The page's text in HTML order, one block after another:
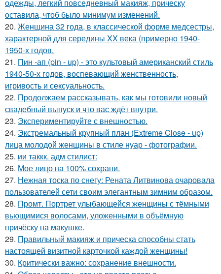
одежды, легкий повседневный макияж, прическу
оставила, чтоб было минимум изменений.
20. Женщина 32 года, в классической форме медсестры,
характерной для середины XX века (примерно 1940-
1950-х годов.
21. Пин -ап (pin - up) - это культовый американский стиль
1940-50-х годов, воспевающий женственность,
игривость и сексуальность.
22. Продолжаем рассказывать, как мы готовили новый
свадебный выпуск и что вас ждёт внутри.
23. Экспериментируйте с внешностью.
24. Экстремальный крупный план (Extreme Close - up)
лица молодой женщины в стиле нуар - фотографии.
25. ии таккк. адм стилист:
26. Мое лицо на 100% сохрани.
27. Нежная тоска по снегу: Рената Литвинова очаровала
пользователей сети своим элегантным зимним образом.
28. Промт. Портрет улыбающейся женщины с тёмными
вьющимися волосами, уложенными в объёмную
причёску на макушке.
29. Правильный макияж и прическа способны стать
настоящей визитной карточкой каждой женщины!
30. Критически важно: сохранение внешности.